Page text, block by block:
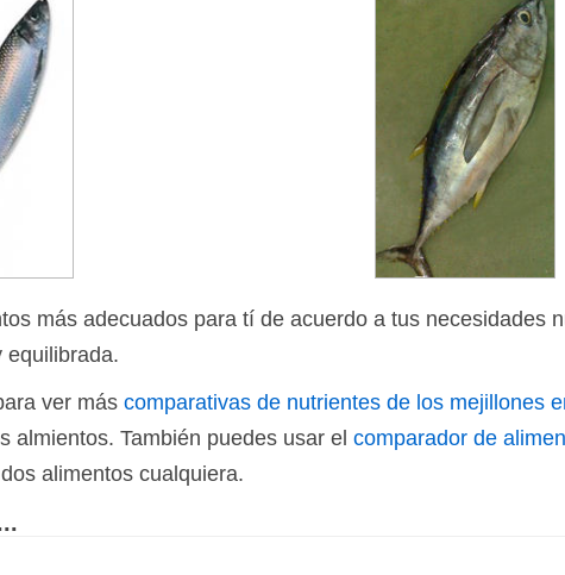
más adecuados para tí de acuerdo a tus necesidades
equilibrada.
ver más comparativas de nutrientes de los mejillones
almientos. También puedes usar el comparador de
alimentos cualquiera.